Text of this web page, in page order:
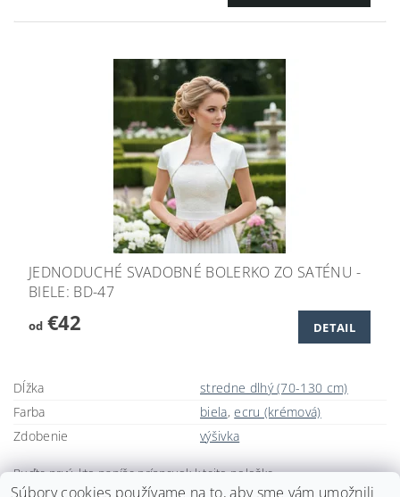
JEDNODUCHÉ SVADOBNÉ BOLERKO ZO SATÉNU -
BIELE: BD-47
od€42 DETAIL
Dĺžka
stredne dlhý (70-130 cm)
Farba
biela,ecru (krémová)
Zdobenie
výšivka
Buďte prvý, kto napíše príspevok k tejto položke.
Súbory cookies používame na to, aby sme vám umožnili